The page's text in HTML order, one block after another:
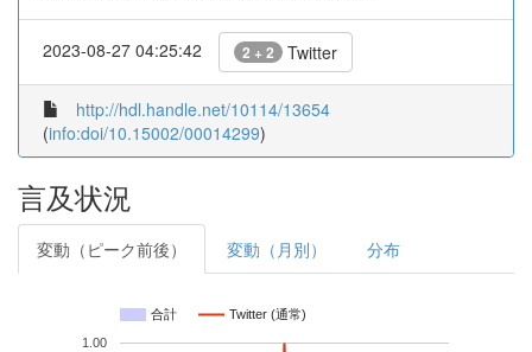
2023-08-27 04:25:42 2 + 2 Twitter
http://hdl.handle.net/10114/13654
(info:doi/10.15002/00014299)
言及状況
変動（ピーク前後） 変動（月別） 分布
合計 Twitter (通常)
1.00